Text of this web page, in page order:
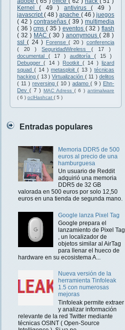
Kernel( 49 ) antivirus( 49 )
javascript( 48 )apache ( 46 ) juegos
( 42 ) contraseñas ( 39 ) multimedia
( 36 )cms( 35 ) eventos ( 32 )flash
( 32 ) MAC( 30 ) anonymous ( 28 )
ssl( 24 ) Forense( 20 ) conferencia
( 20 )SeguridadWireless ( 17 )
documental ( 17 ) auditoría ( 15 )
Debugger( 14 ) Rootkit ( 14 ) lizard
squad ( 14 )metasploit( 13 ) técnicas
hacking( 13 )Virtualización ( 11 ) delitos
( 11 ) reversing ( 10 ) adamo ( 9 ) Ehn-
Dev ( 7 ) MAC Adress ( 6 ) antimalware
( 6 ) oclHashcat ( 5 )
Entradas populares
Memoria DDR5 de 500
euros al precio de una
hamburguesa
Un usuario de Reddit
adquirió una memoria
DDR5 de 32 GB
valorada en 500 euros por solo 12,50
euros en una tienda de segunda mano.
Google lanza Pixel Tag
Google prepara el
lanzamiento de Pixel Tag
, un localizador de
objetos similar al AirTag
para llenar el hueco de
hardware en su ecosistema A...
Nueva versión de la
herramienta Tinfoleak
1.5 con numerosas
mejoras
Tinfoleak permite extraer
y analizar información
relevante de la red Twitter mediante
técnicas OSINT ( Open-Source